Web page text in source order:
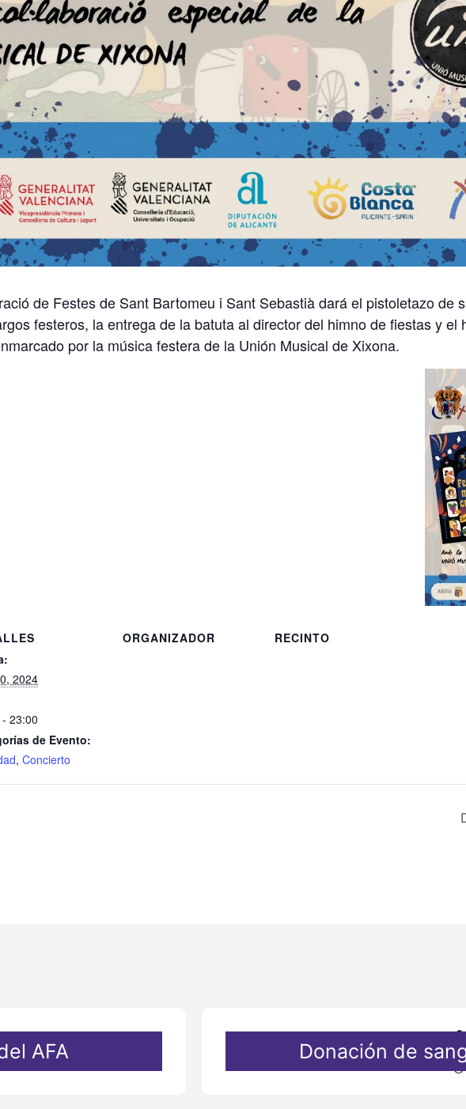
de Festes de Sant Bartomeu i Sant Sebastià dará el pistoletazo de
festeros, la entrega de la batuta al director del himno de fiestas y el
por la música festera de la Unión Musical de Xixona.
2024
23:00
de Evento:
, Concierto
ORGANIZADOR RECINTO
AFA Donación de